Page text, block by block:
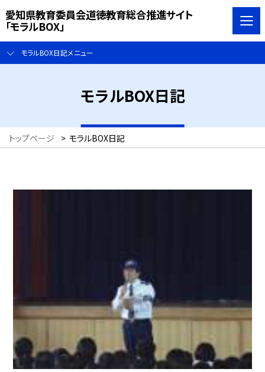
愛知県教育委員会道徳教育総合推進サイト
「モラルBOX」
モラルBOX日記メニュー
モラルBOX日記
トップページ > モラルBOX日記